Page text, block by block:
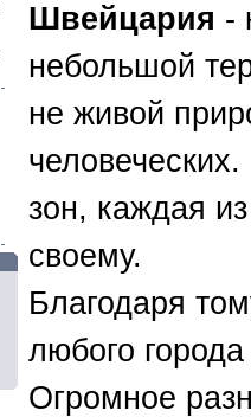
Швейцария -
небольшой
не живой
зон, каждая
своему.
Благодаря
любого
Огромное